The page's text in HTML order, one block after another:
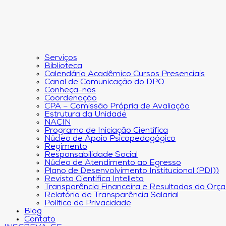
Serviços
Biblioteca
Calendário Acadêmico Cursos Presenciais
Canal de Comunicação do DPO
Conheça-nos
Coordenação
CPA – Comissão Própria de Avaliação
Estrutura da Unidade
NACIN
Programa de Iniciação Científica
Núcleo de Apoio Psicopedagógico
Regimento
Responsabilidade Social
Núcleo de Atendimento ao Egresso
Plano de Desenvolvimento Institucional (PDI))
Revista Científica Intelleto
Transparência Financeira e Resultados do
Relatório de Transparência Salarial
Política de Privacidade
Blog
Contato